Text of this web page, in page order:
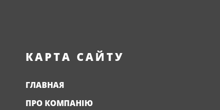
КАРТА САЙТУ
ГЛАВНАЯ
ПРО КОМПАНІЮ